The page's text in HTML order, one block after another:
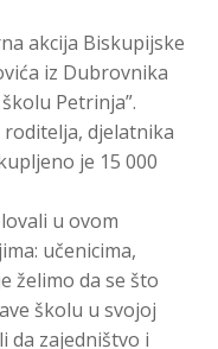
akcija Biskupijske
iz Dubrovnika
Petrinja”.
djelatnika
je 15 000
u ovom
učenicima,
želimo da se što
školu u svojoj
da zajedništvo i